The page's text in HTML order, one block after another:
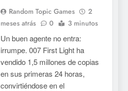
Random Topic Games
2
meses atrás
0 3 minutos
Un buen agente no entra:
irrumpe. 007 First Light ha
vendido 1,5 millones de copias
en sus primeras 24 horas,
convirtiéndose en el